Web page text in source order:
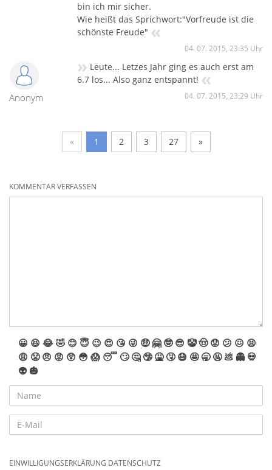
bin ich mir sicher.
Wie heißt das Sprichwort:"Vorfreude ist die
schönste Freude" «
04. 07. 2015, 23:35 Uhr
Anonym
» Leute... Letzes Jahr ging es auch erst am
6.7 los... Also ganz entspannt! «
04. 07. 2015, 23:29 Uhr
« 1 2 3 27 »
KOMMENTAR VERFASSEN
😀 😆 😂🤣 😊 😇 😉 😍 😘 😜 🤑 🤗 🤓 😎 🤡🤠 😟 😕 😖 😫
😩 😤 😠 😡 😲 😳 😱 😴 🙄 🤔 🤥 🤮 🤧 😷 🤩 🥱 🤬 💩 👻 💀
👽 🎃
EINWILLIGUNGSERKLÄRUNG DATENSCHUTZ